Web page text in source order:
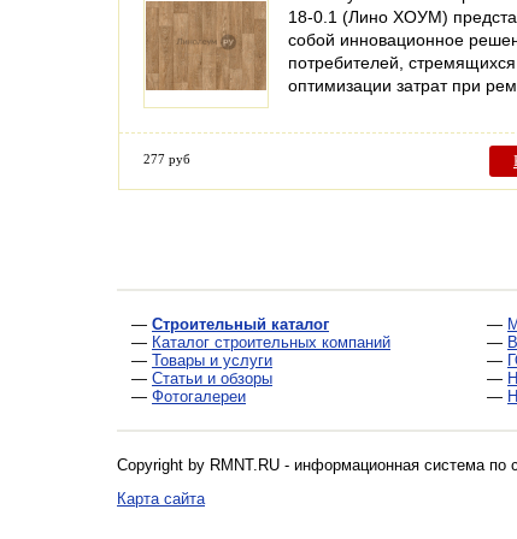
18-0.1 (Лино ХОУМ)
собой инновационное
потребителей, стремящихся
оптимизации затрат при
277 руб
— Строительный каталог
— Каталог строительных компаний
— Товары и услуги
— Статьи и обзоры
— Фотогалереи
—
—
—
—
—
Copyright by RMNT.RU - информационная система по
Карта сайта